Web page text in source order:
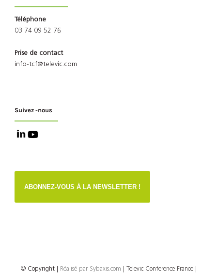
Téléphone
03 74 09 52 76
Prise de contact
info-tcf@televic.com
Suivez -nous
ABONNEZ-VOUS À LA NEWSLETTER !
© Copyright Réalisé par Sybaxis.com | Televic Conference France |